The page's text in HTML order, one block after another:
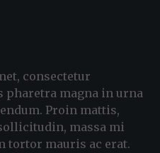
consectetur
pharetra magna in urna
Proin mattis,
massa mi
tortor mauris ac erat.